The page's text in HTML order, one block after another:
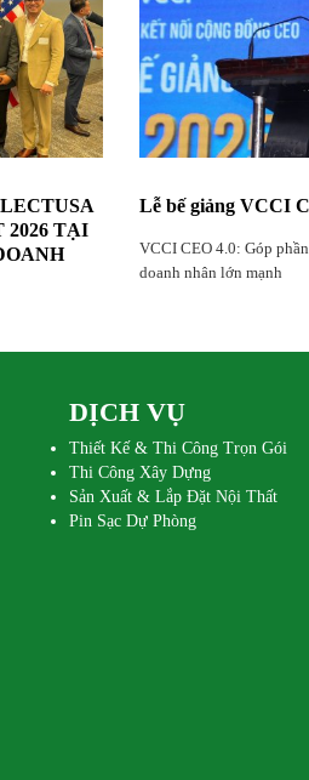
2026 TẠI
Lễ bế giảng VCCI
VCCI CEO 4.0: Góp
doanh nhân lớn mạnh
DỊCH VỤ
Thiết Kế & Thi Công Trọn Gói
Thi Công Xây Dựng
Sản Xuất & Lắp Đặt Nội Thất
Pin Sạc Dự Phòng